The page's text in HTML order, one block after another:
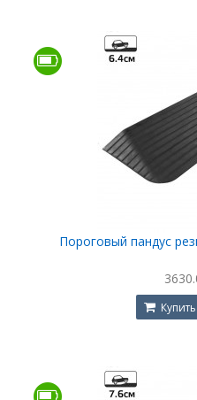
Пороговый пандус
Купить